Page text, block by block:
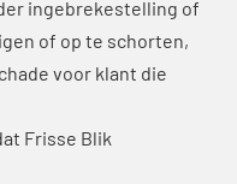
ingebrekestelling of
of op te schorten,
voor klant die
Frisse Blik